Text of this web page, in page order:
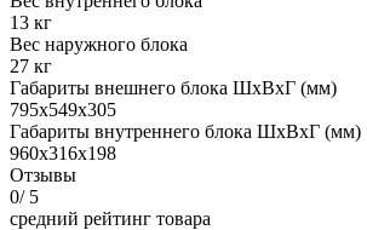
13 кг
Вес наружного блока
27 кг
Габариты внешнего блока ШхВхГ (мм)
795х549х305
Габариты внутреннего блока ШхВхГ (мм)
960х316х198
Отзывы
0/ 5
средний рейтинг товара